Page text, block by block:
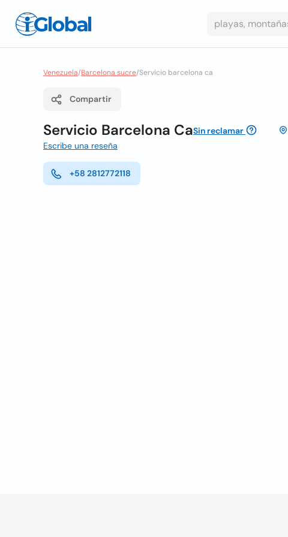
Venezuela/Barcelona sucre/Servicio barcelona ca
Compartir
Servicio Barcelona CaSin reclamar
Escribe una reseña
+58 2812772118